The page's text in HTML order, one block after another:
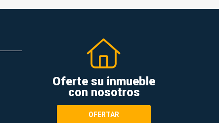
Oferte su inmueble
con nosotros
OFERTAR